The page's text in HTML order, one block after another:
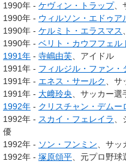
1990年 - ケヴィン・トラップ、
1990年 - ウィルソン・エドゥア
1990年 - ケルミト・エラスマス
1990年 - ベリト・カウフフェル
1991年 - 寺嶋由芙 、アイドル
1991年 - フィルジル・ファン・
1991年 - エネス・サールク
、
1991年 - 大﨑玲央 、サッカー選
1992年 - クリスチャン・デムー
1992年 - スカイ・フェレイラ
優
1992年 - ソン・フンミン 、サ
1992年 - 塚原頌平 、元プロ野球